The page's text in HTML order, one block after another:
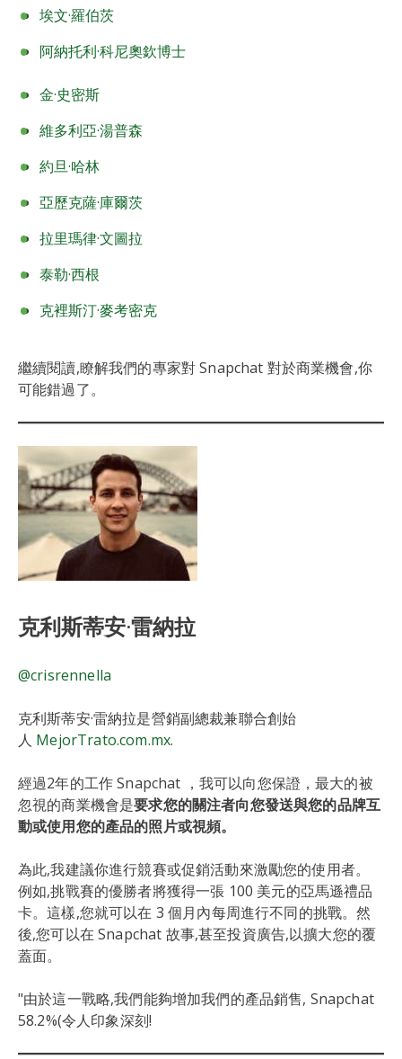
埃文·羅伯茨
阿納托利·科尼奧欽博士
金·史密斯
維多利亞·湯普森
約旦·哈林
亞歷克薩·庫爾茨
拉里瑪律·文圖拉
泰勒·西根
克裡斯汀·麥考密克
繼續閱讀,瞭解我們的專家對 Snapchat 對於商業機會,你
可能錯過了。
克利斯蒂安·雷納拉
@crisrennella
克利斯蒂安·雷納拉是營銷副總裁兼聯合創始
人 MejorTrato.com.mx.
經過2年的工作 Snapchat ，我可以向您保證，最大的被
忽視的商業機會是要求您的關注者向您發送與您的品牌互
動或使用您的產品的照片或視頻。
為此,我建議你進行競賽或促銷活動來激勵您的使用者。
例如,挑戰賽的優勝者將獲得一張 100 美元的亞馬遜禮品
卡。這樣,您就可以在 3 個月內每周進行不同的挑戰。然
後,您可以在 Snapchat 故事,甚至投資廣告,以擴大您的覆
蓋面。
"由於這一戰略,我們能夠增加我們的產品銷售, Snapchat
58.2%(令人印象深刻!